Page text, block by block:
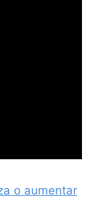
o aumentar